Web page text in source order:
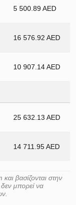
5 500.89 AED
16 576.92 AED
10 907.14 AED
25 632.13 AED
14 711.95 AED
βασίζονται στην
μπορεί να